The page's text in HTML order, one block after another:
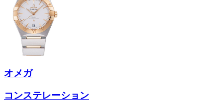
オメガ
コンステレーション